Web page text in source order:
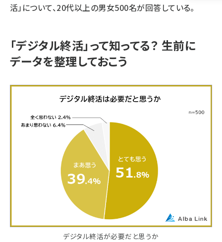
活」について、20代以上の男女500名が回答している。
「デジタル終活」って知ってる？ 生前に
データを整理しておこう
デジタル終活が必要だと思うか